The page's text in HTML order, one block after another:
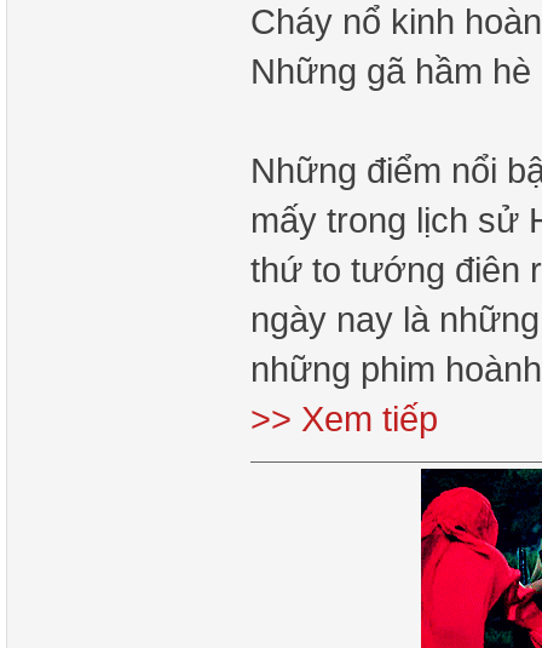
Cháy nổ kinh
Những gã hầm
Những điểm nổi
mấy trong lịch sử
thứ to tướng điên
ngày nay là
những phim
>> Xem tiếp